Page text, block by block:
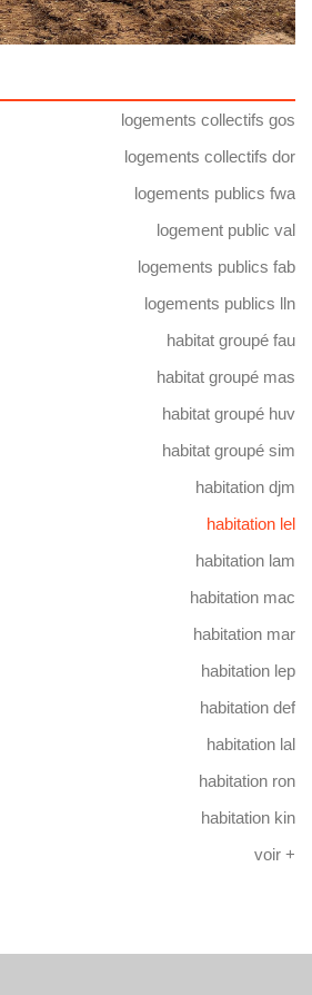
logements collectifs gos
logements collectifs dor
logements publics fwa
logement public val
logements publics fab
logements publics lln
habitat groupé fau
habitat groupé mas
habitat groupé huv
habitat groupé sim
habitation djm
habitation lel
habitation lam
habitation mac
habitation mar
habitation lep
habitation def
habitation lal
habitation ron
habitation kin
voir +